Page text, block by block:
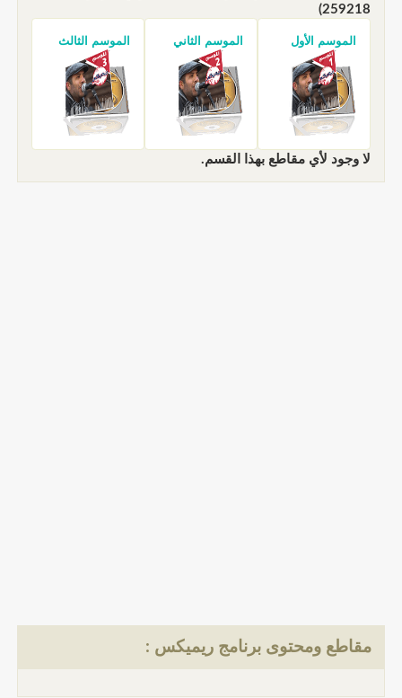
259218)
الموسم الأول الموسم الثاني الموسم الثالث
لا وجود لأي مقاطع بهذا القسم.
مقاطع ومحتوى برنامج ريميكس :